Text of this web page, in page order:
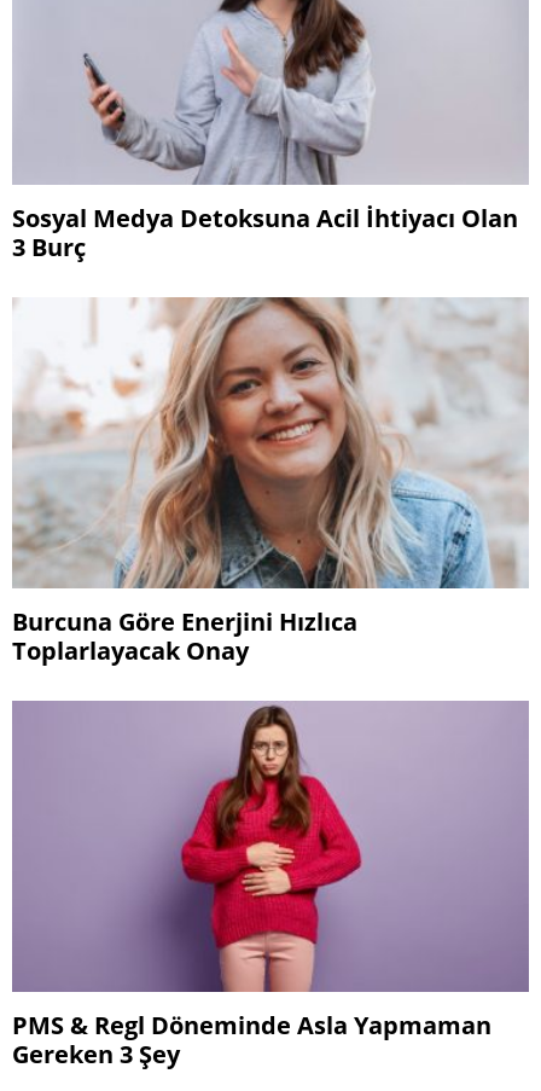
Sosyal Medya Detoksuna Acil İhtiyacı Olan
3 Burç
Burcuna Göre Enerjini Hızlıca
Toplarlayacak Onay
PMS & Regl Döneminde Asla Yapmaman
Gereken 3 Şey